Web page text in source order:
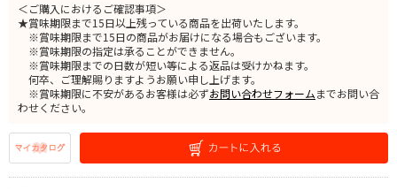
＜ご購入におけるご確認事項＞
★賞味期限まで15日以上残っている商品を出荷いたします。
※賞味期限まで15日の商品がお届けになる場合もございます。
※賞味期限の指定は承ることができません。
※賞味期限までの日数が短い等による返品は受けかねます。
何卒、ご理解賜りますようお願い申し上げます。
※賞味期限に不安があるお客様は必ずお問い合わせフォームまでお問い合
わせください。